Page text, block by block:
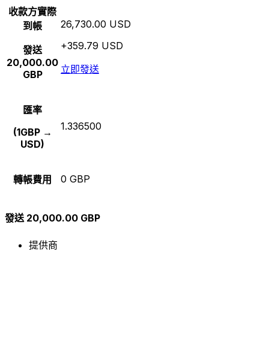
收款方實際
到帳
發送
20,000.00
GBP
26,730.00 USD
+359.79 USD
立即發送
匯率
(1GBP →
USD)
1.336500
轉帳費用 0 GBP
發送 20,000.00 GBP
提供商